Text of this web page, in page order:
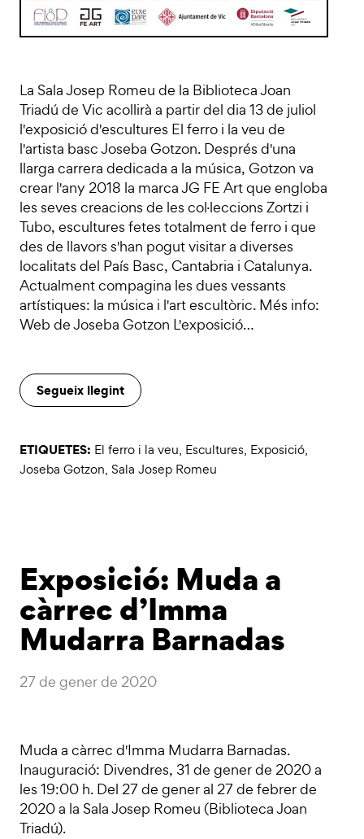
La Sala Josep Romeu de la Biblioteca Joan
Triadú de Vic acollirà a partir del dia 13 de juliol
l'exposició d'escultures El ferro i la veu de
l'artista basc Joseba Gotzon. Després d'una
llarga carrera dedicada a la música, Gotzon va
crear l'any 2018 la marca JG FE Art que engloba
les seves creacions de les col·leccions Zortzi i
Tubo, escultures fetes totalment de ferro i que
des de llavors s'han pogut visitar a diverses
localitats del País Basc, Cantabria i Catalunya.
Actualment compagina les dues vessants
artístiques: la música i l'art escultòric. Més info:
Web de Joseba Gotzon L'exposició…
Segueix llegint
ETIQUETES: El ferro i la veu, Escultures, Exposició,
Joseba Gotzon, Sala Josep Romeu
Exposició: Muda a
càrrec d’Imma
Mudarra Barnadas
27 de gener de 2020
Muda a càrrec d'Imma Mudarra Barnadas.
Inauguració: Divendres, 31 de gener de 2020 a
les 19:00 h. Del 27 de gener al 27 de febrer de
2020 a la Sala Josep Romeu (Biblioteca Joan
Triadú).